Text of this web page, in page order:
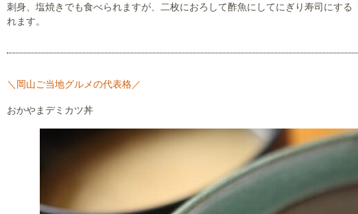
刺身、塩焼きでも食べられますが、二枚におろして酢魚にしてにぎり寿司にす
れます。
＼岡山ご当地グルメの代表格／
おかやまデミカツ丼